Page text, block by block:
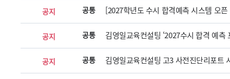
공지 공통 [2027학년도 수시 합격예측 시스템 오
공지 공통 김영일교육컨설팅 ‘2027수시 합격 예측 프
공지 공통 김영일교육컨설팅 고3 사전진단리포트